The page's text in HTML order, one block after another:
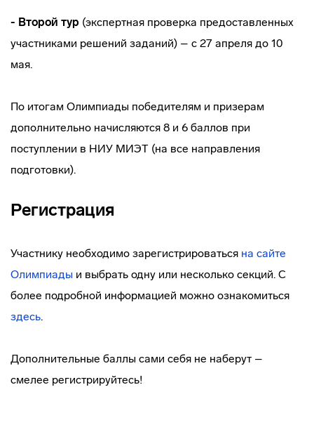
- Второй тур (экспертная проверка предоставленных
участниками решений заданий) – с 27 апреля до 10
мая.
По итогам Олимпиады победителям и призерам
дополнительно начисляются 8 и 6 баллов при
поступлении в НИУ МИЭТ (на все направления
подготовки).
Регистрация
Участнику необходимо зарегистрироваться на сайте
Олимпиады и выбрать одну или несколько секций. С
более подробной информацией можно ознакомиться
здесь.
Дополнительные баллы сами себя не наберут –
смелее регистрируйтесь!